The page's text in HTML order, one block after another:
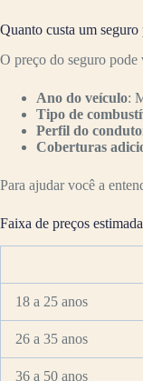
Quanto custa um
O preço do seguro pode
Ano do veículo:
Tipo de
Perfil do
Coberturas
Para ajudar você a
Faixa de preços
18 a 25 anos
26 a 35 anos
36 a 50 anos